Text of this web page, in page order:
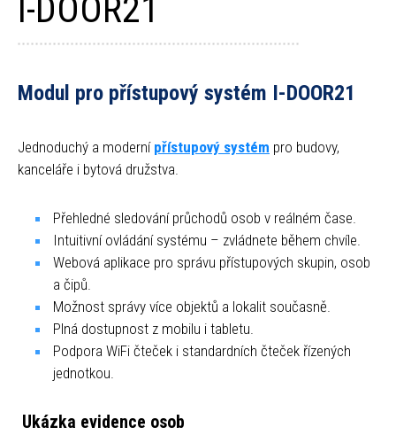
I-DOOR21
Modul pro přístupový systém I-DOOR21
Jednoduchý a moderní přístupový systém pro budovy,
kanceláře i bytová družstva.
Přehledné sledování průchodů osob v reálném čase.
Intuitivní ovládání systému – zvládnete během chvíle.
Webová aplikace pro správu přístupových skupin, osob
a čipů.
Možnost správy více objektů a lokalit současně.
Plná dostupnost z mobilu i tabletu.
Podpora WiFi čteček i standardních čteček řízených
jednotkou.
Ukázka evidence osob